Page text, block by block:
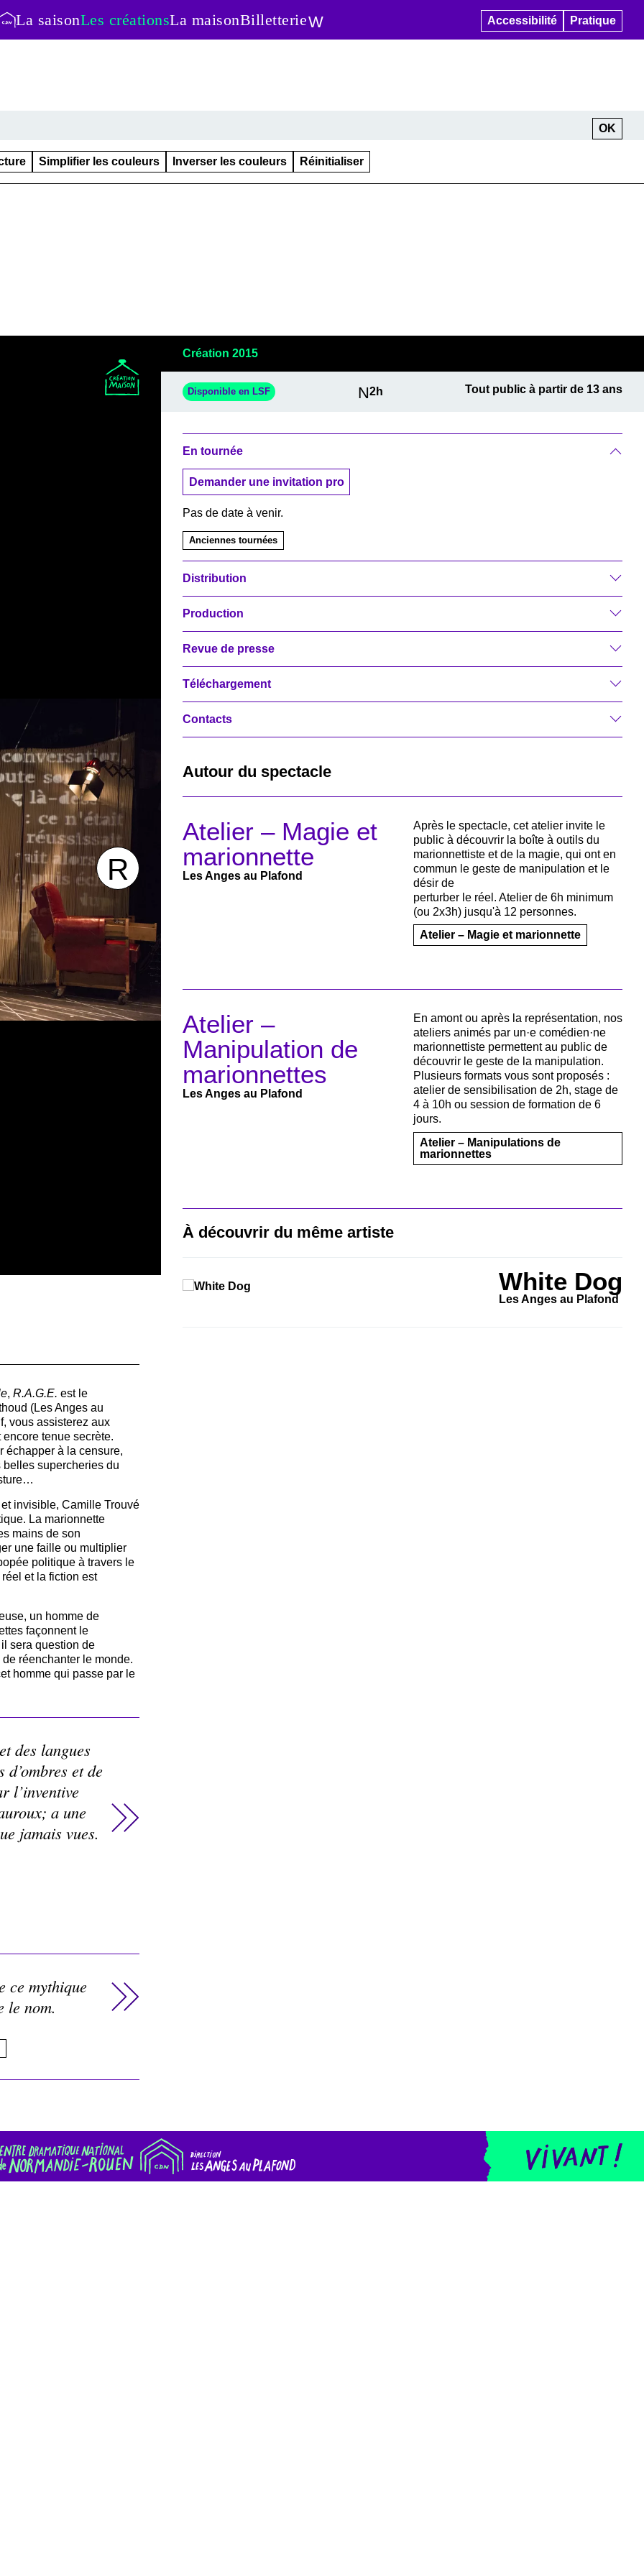
primaire
La saisonLes créationsLa maisonBilletterie Favoris desktop
Accessibilité Pratique
Simplifier les couleurs Inverser les couleurs Réinitialiser
, R.A.G.E. est le
(Les Anges au
vous assisterez aux
encore tenue secrète.
échapper à la censure,
belles supercheries du
invisible, Camille Trouvé
La marionnette
mains de son
une faille ou multiplier
politique à travers le
et la fiction est
un homme de
façonnent le
sera question de
réenchanter le monde.
homme qui passe par le
des langues
et de
l’inventive
a une
jamais vues.
ce mythique
le nom.
Création 2015
Disponible en LSF 2h Tout public à partir de 13 ans
En tournée
Demander une invitation pro
Pas de date à venir.
Anciennes tournées
Distribution
Production
Revue de presse
Téléchargement
Contacts
Autour du spectacle
Atelier – Magie et
marionnette
Les Anges au Plafond
Après le spectacle, cet atelier invite le
public à découvrir la boîte à outils du
marionnettiste et de la magie, qui ont en
commun le geste de manipulation et le
désir de
perturber le réel. Atelier de 6h minimum
(ou 2x3h) jusqu'à 12 personnes.
Atelier – Magie et marionnette
Atelier –
Manipulation de
marionnettes
Les Anges au Plafond
En amont ou après la représentation, nos
ateliers animés par un·e comédien·ne
marionnettiste permettent au public de
découvrir le geste de la manipulation.
Plusieurs formats vous sont proposés :
atelier de sensibilisation de 2h, stage de
4 à 10h ou session de formation de 6
jours.
Atelier – Manipulations de
marionnettes
À découvrir du même artiste
White Dog
Les Anges au Plafond